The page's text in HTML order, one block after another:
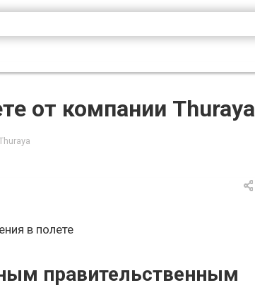
от компании Thuraya
в полете
правительственным